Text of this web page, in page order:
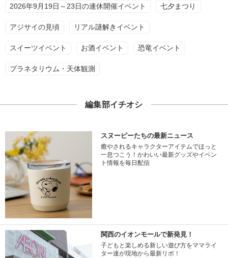
2026年9月19日～23日の連休開催イベント 七夕まつり
アジサイの見頃 リアル謎解きイベント
スイーツイベント お酒イベント 恐竜イベント
プラネタリウム・天体観測
編集部イチオシ
スヌーピーたちの最新ニュース
癒やされるキャラクターアイテムでほっと
一息つこう！かわいい最新グッズやイベン
ト情報を毎日配信
関西のイオンモールで新発見！
子どもと楽しめる新しい遊び方をママライ
ター達が現地から最新リポ！